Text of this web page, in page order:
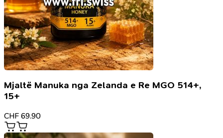
Mjaltë Manuka nga Zelanda e Re MGO 514+,
15+
CHF 69.90